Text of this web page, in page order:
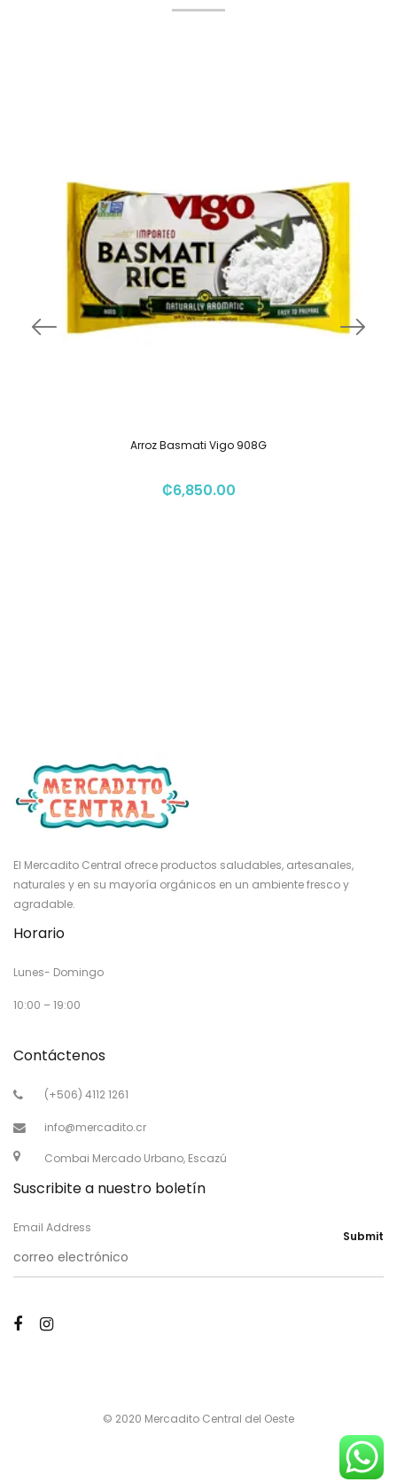
Arroz Basmati Vigo 908G
₡6,850.00
El Mercadito Central ofrece productos saludables, artesanales,
naturales y en su mayoría orgánicos en un ambiente fresco y
agradable.
Horario
Lunes- Domingo
10:00 – 19:00
Contáctenos
(+506) 4112 1261
info@mercadito.cr
Combai Mercado Urbano, Escazú
Suscribite a nuestro boletín
Email Address
Submit
© 2020 Mercadito Central del Oeste